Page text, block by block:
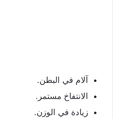
آلام في البطن.
الانتفاخ مستمر.
زيادة في الوزن.